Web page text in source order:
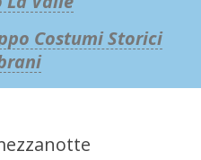
Costumi Storici